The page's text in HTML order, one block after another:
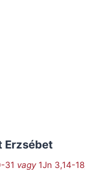
Erzsébet
31 vagy1Jn 3,14-